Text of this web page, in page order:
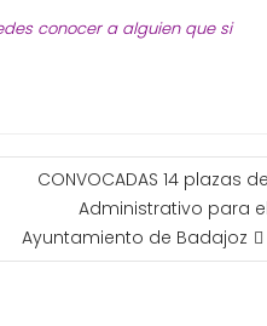
conocer a alguien que si
CONVOCADAS 14 plazas de
Administrativo para el
Ayuntamiento de Badajoz